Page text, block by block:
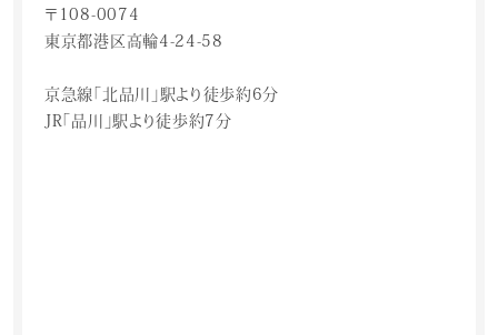
〒108-0074
東京都港区高輪4-24-58
京急線「北品川」駅より徒歩約6分
JR「品川」駅より徒歩約7分